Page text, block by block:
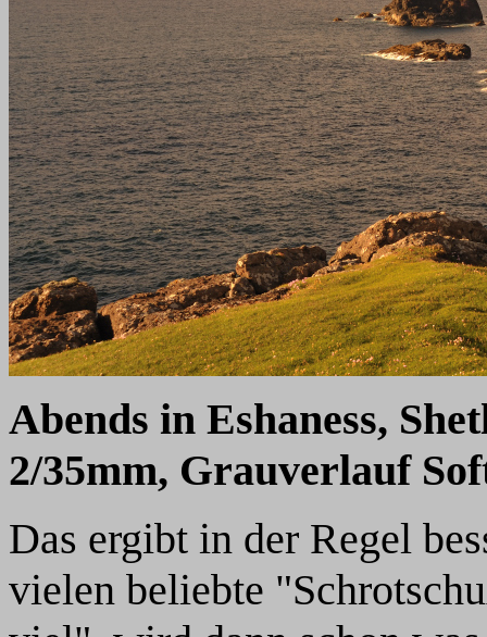
Abends in Eshaness,
2/35mm, Grauverlauf
Das ergibt in der Regel
vielen beliebte